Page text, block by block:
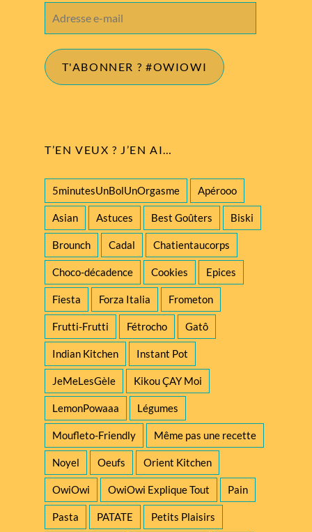
T'ABONNER ? #OWIOWI
T’EN VEUX ? J’EN AI…
5minutesUnBolUnOrgasme Apérooo
Asian Astuces Best Goûters Biski
Brounch Cadal Chatientaucorps
Choco-décadence Cookies Epices
Fiesta Forza Italia Frometon
Frutti-Frutti Fétrocho Gatô
Indian Kitchen Instant Pot
JeMeLesGèle Kikou ÇAY Moi
LemonPowaaa Légumes
Moufleto-Friendly Même pas une recette
Noyel Oeufs Orient Kitchen
OwiOwi OwiOwi Explique Tout Pain
Pasta PATATE Petits Plaisirs